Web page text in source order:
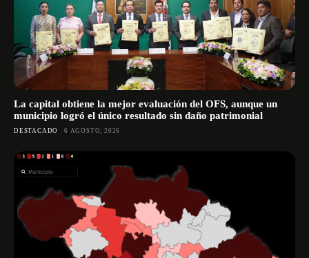
La capital obtiene la mejor evaluación del OFS, aunque un
municipio logró el único resultado sin daño patrimonial
DESTACADO 6 AGOSTO, 2026